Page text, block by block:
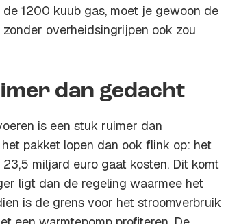
1200 kuub gas, moet je gewoon de
overheidsingrijpen ook zou
dan gedacht
is een stuk ruimer dan
pakket lopen dan ook flink op: het
miljard euro gaat kosten. Dit komt
ligt dan de regeling waarmee het
is de grens voor het stroomverbruik